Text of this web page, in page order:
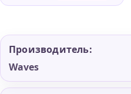
Производитель:
Waves